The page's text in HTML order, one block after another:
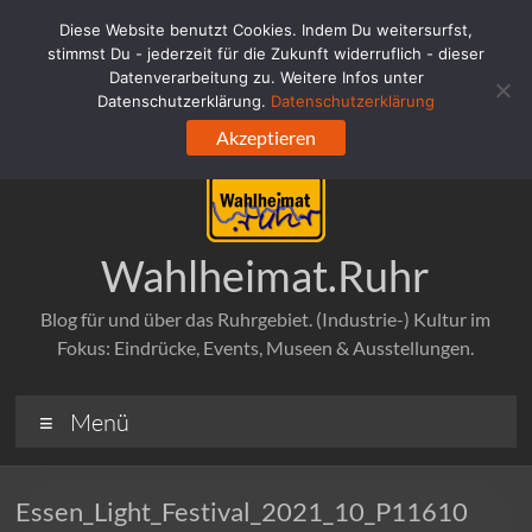
springen
Wahlheimat.Ruhr
Blog für und über das Ruhrgebiet. (Industrie-) Kultur im
Fokus: Eindrücke, Events, Museen & Ausstellungen.
Menü
Essen_Light_Festival_2021_10_P11610
Diese Website benutzt Cookies. Indem Du weitersurfst,
stimmst Du - jederzeit für die Zukunft widerruflich - dieser
Datenverarbeitung zu. Weitere Infos unter
Datenschutzerklärung. Datenschutzerklärung
Akzeptieren